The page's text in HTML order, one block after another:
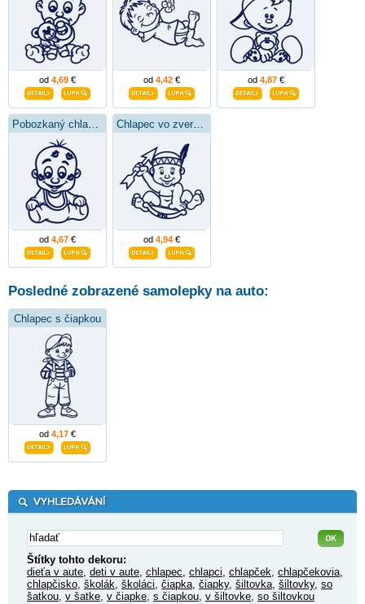
od 4,69 € od 4,42 € od 4,87 €
Pobozkaný chlapec
od 4,67 €
Chlapec vo zverokruhu strelca
od 4,94 €
Posledné zobrazené samolepky na auto:
Chlapec s čiapkou
od 4,17 €
Štítky tohto dekoru:
dieťa v aute, deti v aute, chlapec, chlapci, chlapček, chlapčekovia,
chlapčisko, školák, školáci, čiapka, čiapky, šiltovka, šiltovky, so
šatkou, v šatke, v čiapke, s čiapkou, v šiltovke, so šiltovkou